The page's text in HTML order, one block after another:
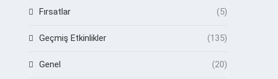
Fırsatlar (5)
Geçmiş Etkinlikler (135)
Genel (20)